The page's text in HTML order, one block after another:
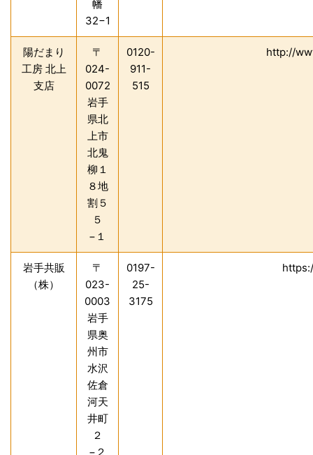
幡
32−1
陽だまり
工房 北上
支店
〒
024-
0072
岩手
県北
上市
北鬼
柳１
８地
割５
５
−１
0120-
911-
515
http://
岩手共販
（株）
〒
023-
0003
岩手
県奥
州市
水沢
佐倉
河天
井町
２
−２
0197-
25-
3175